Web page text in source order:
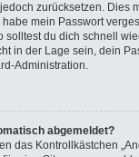
zurücksetzen. Dies
mein Passwort
solltest du dich schnell
in der Lage sein, dein
Administration.
abgemeldet?
das Kontrollkästchen